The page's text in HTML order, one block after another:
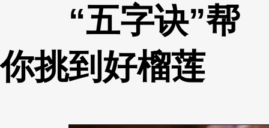
“五字诀”帮
你挑到好榴莲